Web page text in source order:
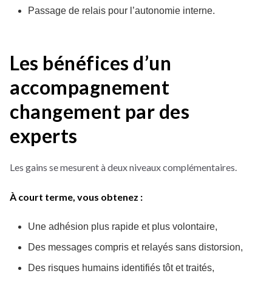
Passage de relais pour l’autonomie interne.
Les bénéfices d’un
accompagnement
changement par des
experts
Les gains se mesurent à deux niveaux complémentaires.
À court terme, vous obtenez :
Une adhésion plus rapide et plus volontaire,
Des messages compris et relayés sans distorsion,
Des risques humains identifiés tôt et traités,